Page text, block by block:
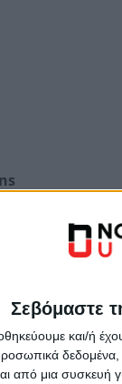
Σεβόμαστε
και/ή
μια συσκευή
motor